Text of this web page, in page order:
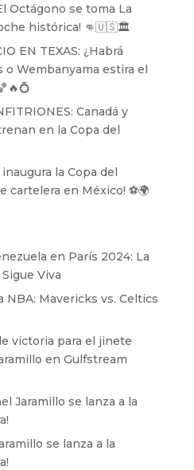
Octágono se toma La
histórica! 👊🇺🇸🏛️
EN TEXAS: ¿Habrá
o Wembanyama estira el
Canadá y
en la Copa del
inaugura la Copa del
cartelera en México! ⚽️🌍
en París 2024: La
Viva
NBA: Mavericks vs. Celtics
victoria para el jinete
en Gulfstream
Jaramillo se lanza a la
se lanza a la